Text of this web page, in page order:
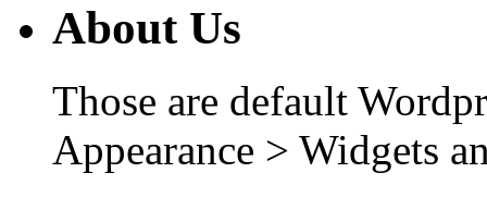
About Us
Those are default
Appearance > Widgets